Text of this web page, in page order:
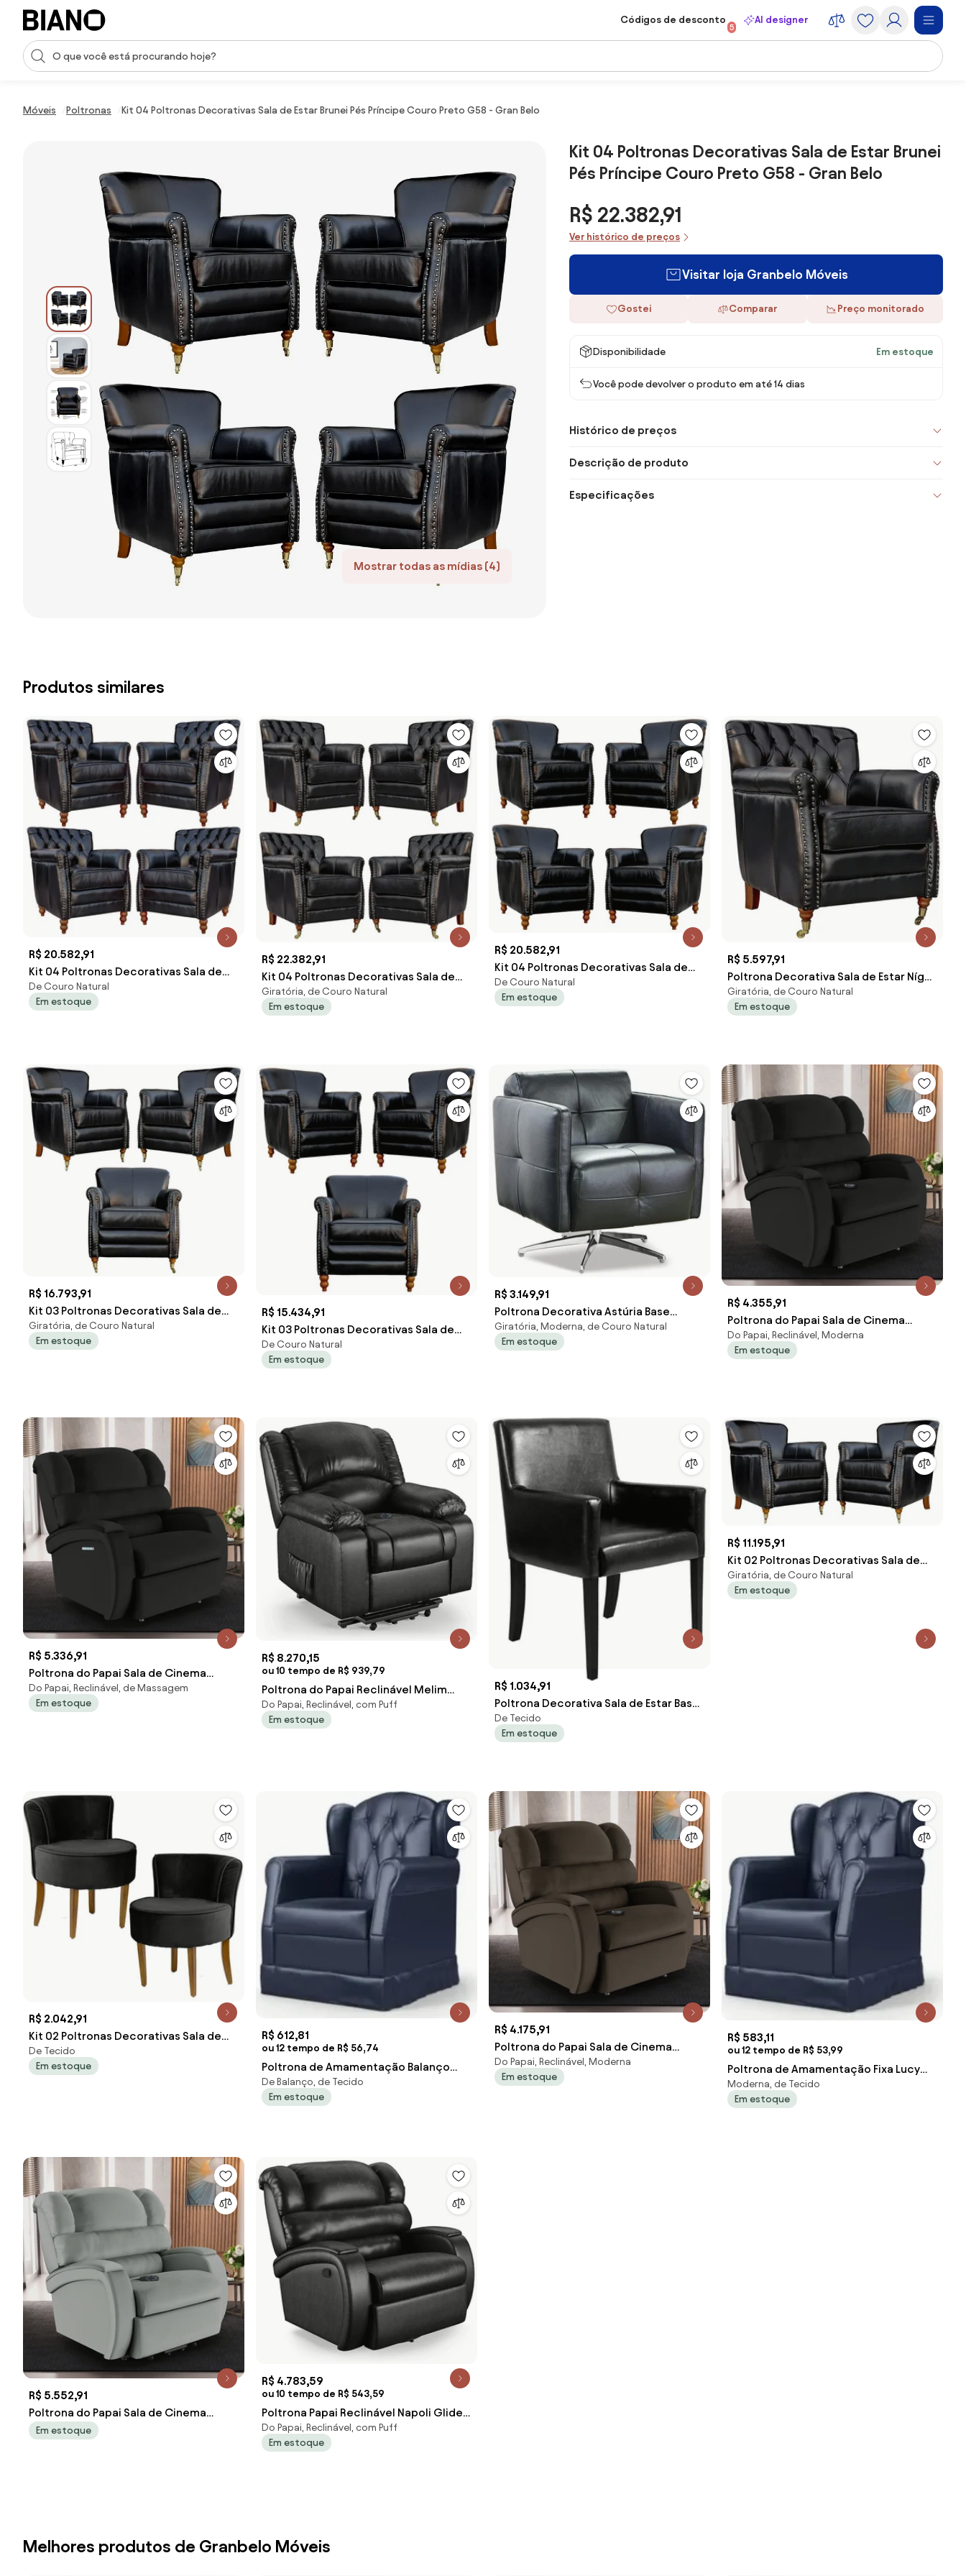
Saltar para o conteúdo
Entrada de pesquisa
Códigos de desconto
5
AI designer
Móveis Poltronas Kit 04 Poltronas Decorativas Sala de Estar Brunei Pés Príncipe Couro Preto G58 - Gran Belo
Mostrar todas as mídias (4)
Kit 04 Poltronas Decorativas Sala de Estar Brunei
Pés Príncipe Couro Preto G58 - Gran Belo
R$ 22.382,91
Ver histórico de preços
Visitar loja Granbelo Móveis
Gostei Comparar Preço monitorado
Disponibilidade Em estoque
Você pode devolver o produto em até 14 dias
Histórico de preços
Descrição de produto
Especificações
Produtos similares
R$ 20.582,91
Kit 04 Poltronas Decorativas Sala de
Estar Níger Pés Madeira Couro Preto
G58 - Gran Belo
De Couro Natural
Em estoque
R$ 22.382,91
Kit 04 Poltronas Decorativas Sala de
Estar Níger Pés Príncipe Couro Preto
G58 - Gran Belo
Giratória, de Couro Natural
Em estoque
R$ 20.582,91
Kit 04 Poltronas Decorativas Sala de
Estar Brunei Pés Madeira Couro Preto
G58 - Gran Belo
De Couro Natural
Em estoque
R$ 5.597,91
Poltrona Decorativa Sala de Estar Níger
Pés Príncipe Couro Preto G58 - Gran
Belo
Giratória, de Couro Natural
Em estoque
R$ 16.793,91
Kit 03 Poltronas Decorativas Sala de
Estar Brunei Pés Príncipe Couro Preto
G58 - Gran Belo
Giratória, de Couro Natural
Em estoque
R$ 15.434,91
Kit 03 Poltronas Decorativas Sala de
Estar Brunei Pés Madeira Couro Preto
G58 - Gran Belo
De Couro Natural
Em estoque
R$ 3.149,91
Poltrona Decorativa Astúria Base
Giratória Couro Preto G40 - Gran Belo
Giratória, Moderna, de Couro Natural
Em estoque
R$ 4.355,91
Poltrona do Papai Sala de Cinema
Reclinável Kylie Controle Power
Elétrico PU Preto G23
Do Papai, Reclinável, Moderna
Em estoque
R$ 5.336,91
Poltrona do Papai Sala de Cinema
Reclinável Kylie Elétrica Botão com Led
Massagem USB PU Preto G23
Do Papai, Reclinável, de Massagem
Em estoque
R$ 8.270,15
ou 10 tempo de R$ 939,79
Poltrona do Papai Reclinável Melim
Elevação Lift Elétrico PU Brilho FH1 -
D'Rossi - Preto
Do Papai, Reclinável, com Puff
Em estoque
R$ 1.034,91
Poltrona Decorativa Sala de Estar Base
Madeira Preto Liverpool PU Sintético
Preto G15 - Gran Belo
De Tecido
Em estoque
R$ 11.195,91
Kit 02 Poltronas Decorativas Sala de
Estar Brunei Pés Príncipe Couro Preto
G58 - Gran Belo
Giratória, de Couro Natural
Em estoque
R$ 2.042,91
Kit 02 Poltronas Decorativas Sala de
Estar Base de Madeira Ayla Veludo
Preto G15 - Gran Belo
De Tecido
Em estoque
R$ 612,81
ou 12 tempo de R$ 56,74
Poltrona de Amamentação Balanço
Lucy Z39 Sintético Azul Marinho -
Mpoz
De Balanço, de Tecido
Em estoque
R$ 4.175,91
Poltrona do Papai Sala de Cinema
Reclinável Kylie Controle Power
Elétrico PU Marrom G23
Do Papai, Reclinável, Moderna
Em estoque
R$ 583,11
ou 12 tempo de R$ 53,99
Poltrona de Amamentação Fixa Lucy
Z39 Sintético Azul Marinho - Mpozena
Moderna, de Tecido
Em estoque
R$ 5.552,91
Poltrona do Papai Sala de Cinema
Reclinável Kylie Elevação Lift Elétrico
Em estoque
R$ 4.783,59
ou 10 tempo de R$ 543,59
Poltrona Papai Reclinável Napoli Glider
Girat. Massagem PU Brilho FH1 - D'Rossi
- Preto
Do Papai, Reclinável, com Puff
Em estoque
Melhores produtos de Granbelo Móveis